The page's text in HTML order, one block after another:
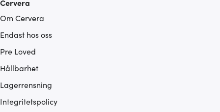
Cervera
Om Cervera
Endast hos oss
Pre Loved
Hållbarhet
Lagerrensning
Integritetspolicy